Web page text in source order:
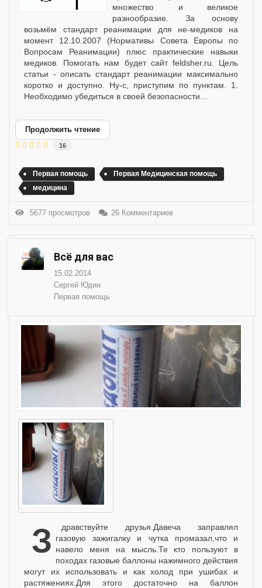
множество и великое
разнообразие. За основу
возьмём стандарт реанимации для не-медиков на
момент 12.10.2007 (Нормативы Совета Европы по
Вопросам Реанимации) плюс практические навыки
медиков. Помогать нам будет сайт feldsher.ru. Цель
статьи - описать стандарт реанимации максимально
коротко и доступно. Ну-с, приступим по пунктам. 1.
Необходимо убедиться в своей безопасности...
Продолжить чтение
16
Первая помощь
Первая Медицинская помощь
медицина
5677 просмотров 26 Комментариев
Всё для вас
15.02.2014
Сергей Юдин
Первая помощь
Здравствуйте друзья.Давеча заправлял газовую зажигалку и чутка промазал,что и
навело меня на мысль.Те кто пользуют в
походах газовые баллоны нажимного действия
могут их использовать и как холод при ушибах и
растяжениях.Для этого достаточно на баллон